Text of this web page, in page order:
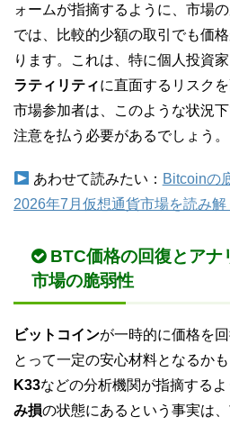
ォームが指摘するように、市場
では、比較的少額の取引でも価
ります。これは、特に個人投資家
ラティリティに直面するリスク
市場参加者は、このような状況
注意を払う必要があるでしょう。
あわせて読みたい： Bitcoinの
2026年7月仮想通貨市場を読み解
BTC価格の回復とアナ
市場の脆弱性
ビットコインが一時的に価格を
とって一定の安心材料となるか
K33などの分析機関が指摘するよ
み損の状態にあるという事実は